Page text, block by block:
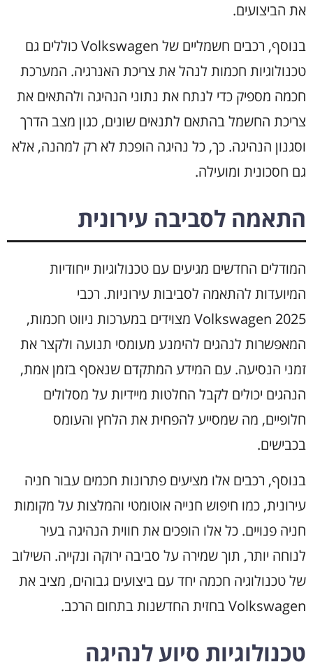
את הביצועים.
בנוסף, רכבים חשמליים של Volkswagen כוללים גם
טכנולוגיות חכמות לנהל את צריכת האנרגיה. המערכת
חכמה מספיק כדי לנתח את נתוני הנהיגה ולהתאים את
צריכת החשמל בהתאם לתנאים שונים, כגון מצב הדרך
וסגנון הנהיגה. כך, כל נהיגה הופכת לא רק למהנה, אלא
גם חסכונית ומועילה.
התאמה לסביבה עירונית
המודלים החדשים מגיעים עם טכנולוגיות ייחודיות
המיועדות להתאמה לסביבות עירוניות. רכבי
Volkswagen 2025 מצוידים במערכות ניווט חכמות,
המאפשרות לנהגים להימנע מעומסי תנועה ולקצר את
זמני הנסיעה. עם המידע המתקדם שנאסף בזמן אמת,
הנהגים יכולים לקבל החלטות מיידיות על מסלולים
חלופיים, מה שמסייע להפחית את הלחץ והעומס
בכבישים.
בנוסף, רכבים אלו מציעים פתרונות חכמים עבור חניה
עירונית, כמו חיפוש חנייה אוטומטי והמלצות על מקומות
חניה פנויים. כל אלו הופכים את חווית הנהיגה בעיר
לנוחה יותר, תוך שמירה על סביבה ירוקה ונקייה. השילוב
של טכנולוגיה חכמה יחד עם ביצועים גבוהים, מציב את
Volkswagen בחזית החדשנות בתחום הרכב.
טכנולוגיות סיוע לנהיגה